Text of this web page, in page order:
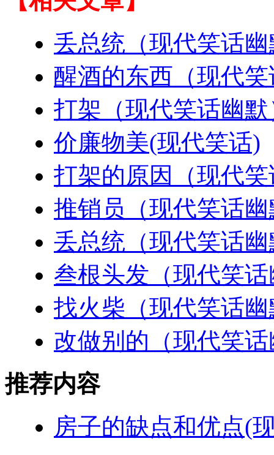
丢总统（现代笑话
醒酒的东西（现代
打架（现代笑话幽默
价廉物美(现代笑话)
打架的原因（现代
推销员（现代笑话
丢总统（现代笑话
叁根头发（现代笑
找火柴（现代笑话
改做别的（现代笑
推荐内容
房子的缺点和优点(